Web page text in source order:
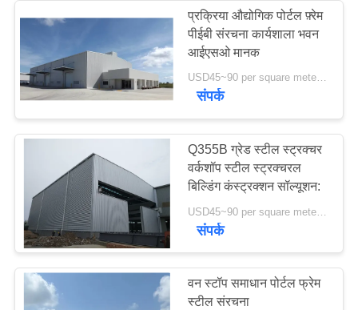
कारखाने
का
दौरा
गुणवत्ता
नियंत्रण
हमसे
संपर्क
करें
समाचार
इस्पात संरचना गोदाम
198
वास्तुकला संरचनात्मक
स्टील
16
प्रक्रिया औद्योगिक पोर्टल फ़्रेम
पीईबी संरचना कार्यशाला भवन
आईएसओ मानक
USD45~90 per square meter MOQ:1000 वर्ग मीटर
संपर्क
Q355B ग्रेड स्टील स्ट्रक्चर
वर्कशॉप स्टील स्ट्रक्चरल
बिल्डिंग कंस्ट्रक्शन सॉल्यूशन:
संपर्क
वन स्टॉप समाधान पोर्टल फ्रेम
स्टील संरचना